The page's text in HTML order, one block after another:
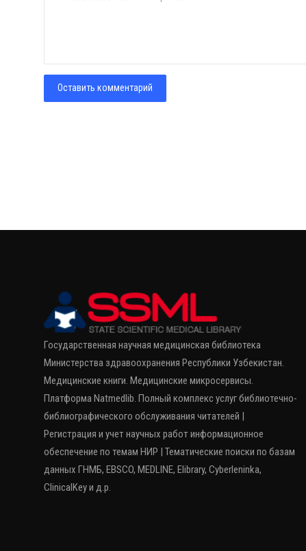
Оставить комментарий
Государственная научная медицинская библиотека
Министерства здравоохранения Республики Узбекистан.
Медицинские книги. Медицинские микросервисы.
Платформа Natmedlib. Полный комплекс услуг библиотечно-
библиографического обслуживания читателей |
Регистрация и учет научных работ информационное
обеспечение по темам НИР | Тематические поиски по базам
данных ГНМБ, EBSCO, MEDLINE, Elibrary, Cyberleninka,
ClinicalKey и д.р.